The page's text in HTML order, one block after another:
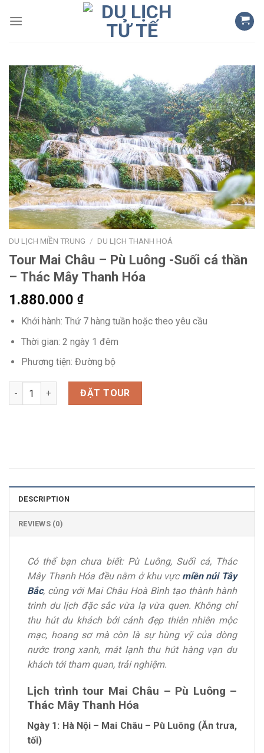
DU LỊCH MIỀN TRUNG / DU LỊCH THANH HOÁ
Tour Mai Châu – Pù Luông -Suối cá thần
– Thác Mây Thanh Hóa
1.880.000 ₫
Khởi hành: Thứ 7 hàng tuần hoặc theo yêu cầu
Thời gian: 2 ngày 1 đêm
Phương tiện: Đường bộ
Tour Mai Châu - Pù Luông -Suối cá thần - Thác Mây Thanh
ĐẶT TOUR
DESCRIPTION
REVIEWS (0)
Có thể bạn chưa biết: Pù Luông, Suối cá, Thác
Mây Thanh Hóa đều nằm ở khu vực miền núi Tây
Bắc, cùng với Mai Châu Hoà Bình tạo thành hành
trình du lịch đặc sắc vừa lạ vừa quen. Không chỉ
thu hút du khách bởi cảnh đẹp thiên nhiên mộc
mạc, hoang sơ mà còn là sự hùng vỹ của dòng
nước trong xanh, mát lạnh thu hút hàng vạn du
khách tới tham quan, trải nghiệm.
Lịch trình tour Mai Châu – Pù Luông –
Thác Mây Thanh Hóa
Ngày 1: Hà Nội – Mai Châu – Pù Luông (Ăn trưa,
tối)